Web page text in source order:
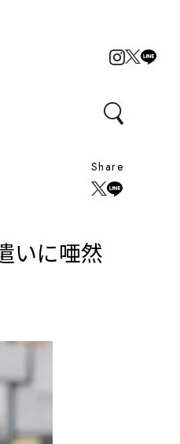
Share
いに唖然